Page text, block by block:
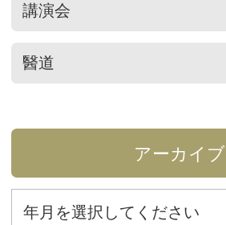
講演会
醫道
アーカイブ
年月を選択してください